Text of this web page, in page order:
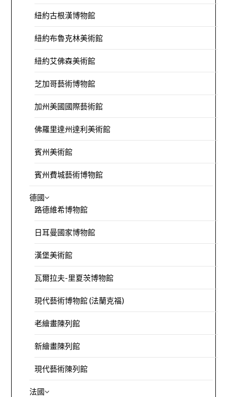
紐約古根漢博物館
紐約布魯克林美術館
紐約艾佛森美術館
芝加哥藝術博物館
加州美國國際藝術館
佛羅里達州達利美術館
賓州美術館
賓州費城藝術博物館
德國
路德維希博物館
日耳曼國家博物館
漢堡美術館
瓦爾拉夫-里夏茨博物館
現代藝術博物館 (法蘭克福)
老繪畫陳列館
新繪畫陳列館
現代藝術陳列館
法國